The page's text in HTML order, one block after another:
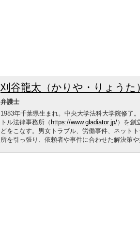
刈谷龍太（かりや・りょうた
弁護士
1983年千葉県生まれ。中央大学法科大学院修了
トル法律事務所（ https://www.gladiator.jp/）を創
どをこなす。男女トラブル、労働事件、ネット
所を引っ張り、依頼者や事件に合わせた解決策や